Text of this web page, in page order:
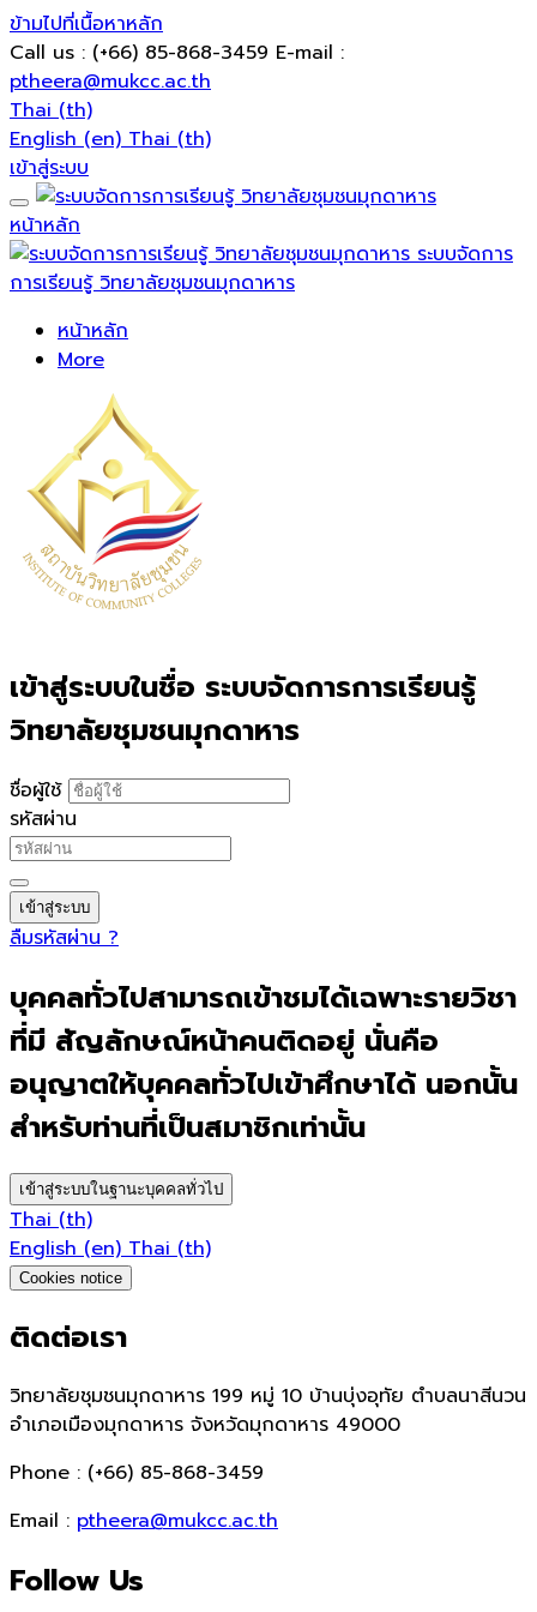
ข้ามไปที่เนื้อหาหลัก
Call us : (+66) 85-868-3459 E-mail :
ptheera@mukcc.ac.th
Thai ‎(th)‎
English ‎(en)‎Thai ‎(th)‎
เข้าสู่ระบบ
หน้าหลัก
ระบบจัดการ
การเรียนรู้ วิทยาลัยชุมชนมุกดาหาร
หน้าหลัก
More
เข้าสู่ระบบในชื่อ ระบบจัดการการเรียนรู้
วิทยาลัยชุมชนมุกดาหาร
ชื่อผู้ใช้
รหัสผ่าน
เข้าสู่ระบบ
ลืมรหัสผ่าน ?
บุคคลทั่วไปสามารถเข้าชมได้เฉพาะรายวิชา
ที่มี สัญลักษณ์หน้าคนติดอยู่ นั่นคือ
อนุญาตให้บุคคลทั่วไปเข้าศึกษาได้ นอกนั้น
สำหรับท่านที่เป็นสมาชิกเท่านั้น
เข้าสู่ระบบในฐานะบุคคลทั่วไป
Thai ‎(th)‎
English ‎(en)‎ Thai ‎(th)‎
Cookies notice
ติดต่อเรา
วิทยาลัยชุมชนมุกดาหาร 199 หมู่ 10 บ้านบุ่งอุทัย ตำบลนาสีนวน
อำเภอเมืองมุกดาหาร จังหวัดมุกดาหาร 49000
Phone : (+66) 85-868-3459
Email : ptheera@mukcc.ac.th
Follow Us